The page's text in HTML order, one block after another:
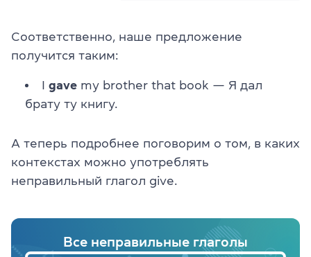
Соответственно, наше предложение
получится таким:
I gave my brother that book — Я дал
брату ту книгу.
А теперь подробнее поговорим о том, в каких
контекстах можно употреблять
неправильный глагол give.
Все неправильные глаголы